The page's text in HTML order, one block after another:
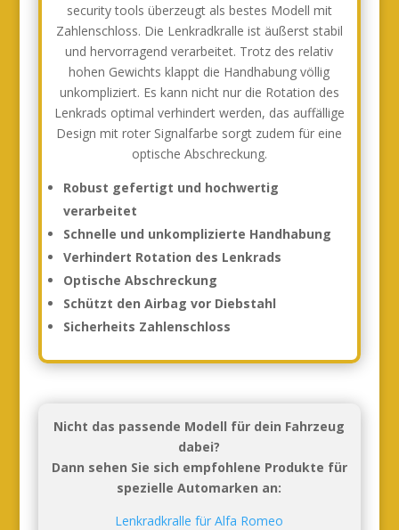
security tools überzeugt als bestes Modell mit
Zahlenschloss. Die Lenkradkralle ist äußerst stabil
und hervorragend verarbeitet. Trotz des relativ
hohen Gewichts klappt die Handhabung völlig
unkompliziert. Es kann nicht nur die Rotation des
Lenkrads optimal verhindert werden, das auffällige
Design mit roter Signalfarbe sorgt zudem für eine
optische Abschreckung.
Robust gefertigt und hochwertig
verarbeitet
Schnelle und unkomplizierte Handhabung
Verhindert Rotation des Lenkrads
Optische Abschreckung
Schützt den Airbag vor Diebstahl
Sicherheits Zahlenschloss
Nicht das passende Modell für dein Fahrzeug
dabei?
Dann sehen Sie sich empfohlene Produkte für
spezielle Automarken an:
Lenkradkralle für Alfa Romeo